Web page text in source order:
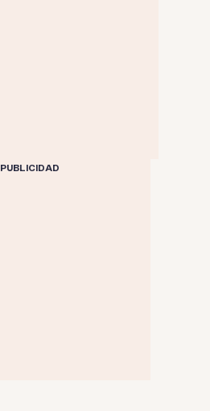
PUBLICIDAD